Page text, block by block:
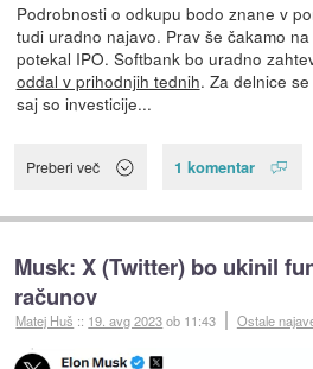
Podrobnosti o odkupu bodo znane v
tudi uradno najavo. Prav še čakamo
potekal IPO. Softbank bo uradno
oddal v prihodnjih tednih. Za delnice
saj so investicije...
Preberi več 1 komentar
Musk: X (Twitter) bo ukinil
računov
Matej Huš :: 19. avg 2023ob 11:43 Ostale